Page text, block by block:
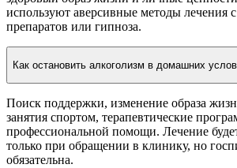
используют аверсивные методы лечения
препаратов или гипноза.
Как остановить алкоголизм в домашних
Поиск поддержки, изменение образа
занятия спортом, терапевтические
профессиональной помощи. Лечение
только при обращении в клинику, но
обязательна.